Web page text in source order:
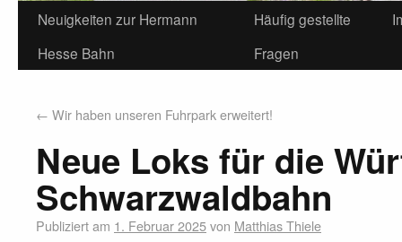
Neuigkeiten zur Hermann
Hesse Bahn
Häufig gestellte
Fragen
← Wir haben unseren Fuhrpark erweitert!
Neue Loks für die
Schwarzwaldbahn
Publiziert am 1. Februar 2025von Matthias Thiele